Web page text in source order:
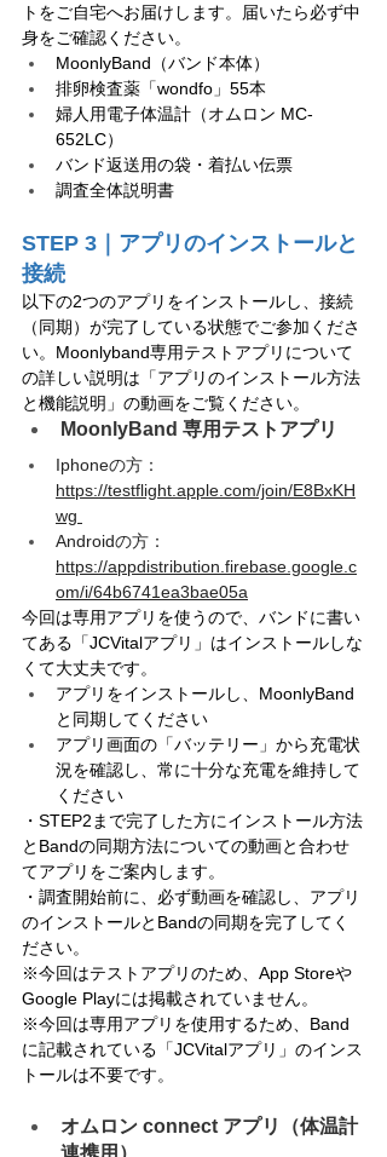
トをご自宅へお届けします。届いたら必ず中
身をご確認ください。
MoonlyBand（バンド本体）
排卵検査薬「wondfo」55本
婦人用電子体温計（オムロン MC-
652LC）
バンド返送用の袋・着払い伝票
調査全体説明書
STEP 3｜アプリのインストールと
接続
以下の2つのアプリをインストールし、接続
（同期）が完了している状態でご参加くださ
い。Moonlyband専用テストアプリについて
の詳しい説明は「アプリのインストール方法
と機能説明」の動画をご覧ください。
MoonlyBand 専用テストアプリ
Iphoneの方：
https://testflight.apple.com/join/E8BxKH
wg
Androidの方：
https://appdistribution.firebase.google.c
om/i/64b6741ea3bae05a
今回は専用アプリを使うので、バンドに書い
てある「JCVitalアプリ」はインストールしな
くて大丈夫です。
アプリをインストールし、MoonlyBand
と同期してください
アプリ画面の「バッテリー」から充電状
況を確認し、常に十分な充電を維持して
ください
・STEP2まで完了した方にインストール方法
とBandの同期方法についての動画と合わせ
てアプリをご案内します。
・調査開始前に、必ず動画を確認し、アプリ
のインストールとBandの同期を完了してく
ださい。
※今回はテストアプリのため、App Storeや
Google Playには掲載されていません。
※今回は専用アプリを使用するため、Band
に記載されている「JCVitalアプリ」のインス
トールは不要です。
オムロン connect アプリ（体温計
連携用）